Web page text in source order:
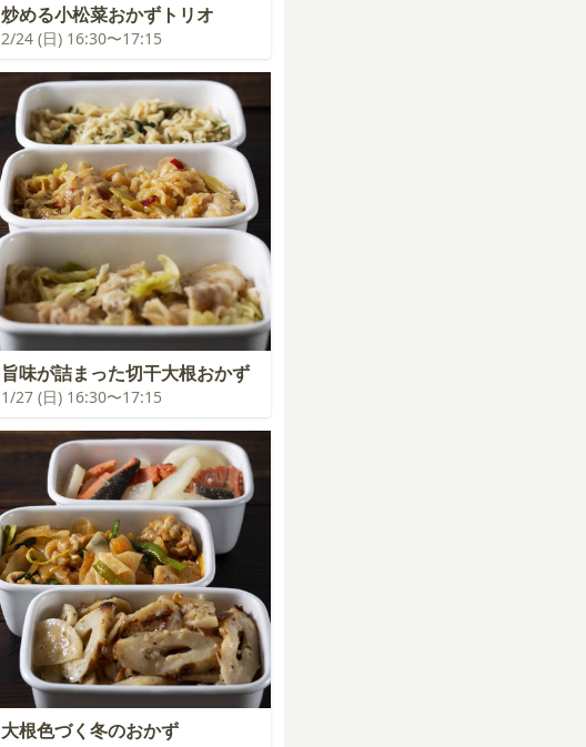
炒める小松菜おかずトリオ
2/24 (日) 16:30〜17:15
旨味が詰まった切干大根おかず
1/27 (日) 16:30〜17:15
大根色づく冬のおかず